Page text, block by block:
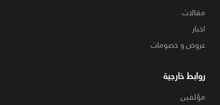
مقالات
اخبار
عروض و خصومات
روابط خارجية
مؤلفين